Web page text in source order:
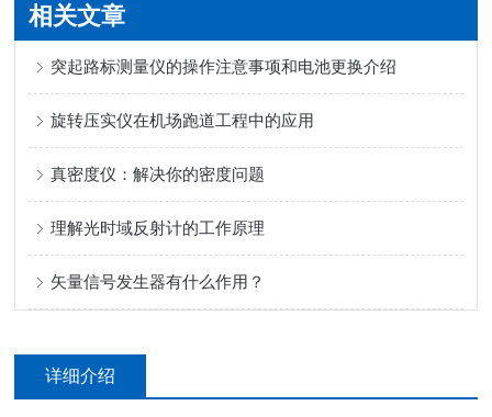
相关文章
突起路标测量仪的操作注意事项和电池更换介绍
旋转压实仪在机场跑道工程中的应用
真密度仪：解决你的密度问题
理解光时域反射计的工作原理
矢量信号发生器有什么作用？
详细介绍